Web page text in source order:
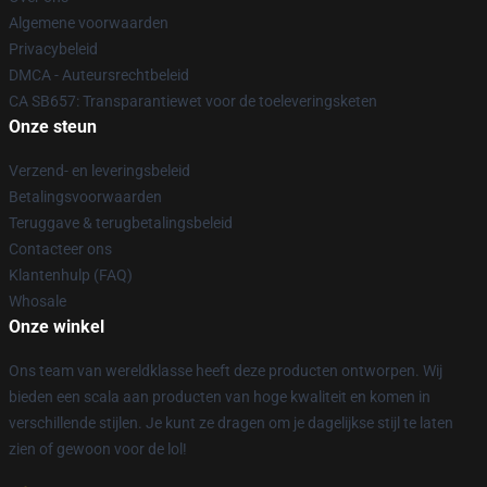
Algemene voorwaarden
Privacybeleid
DMCA - Auteursrechtbeleid
CA SB657: Transparantiewet voor de toeleveringsketen
Onze steun
Verzend- en leveringsbeleid
Betalingsvoorwaarden
Teruggave & terugbetalingsbeleid
Contacteer ons
Klantenhulp (FAQ)
Whosale
Onze winkel
Ons team van wereldklasse heeft deze producten ontworpen. Wij
bieden een scala aan producten van hoge kwaliteit en komen in
verschillende stijlen. Je kunt ze dragen om je dagelijkse stijl te laten
zien of gewoon voor de lol!